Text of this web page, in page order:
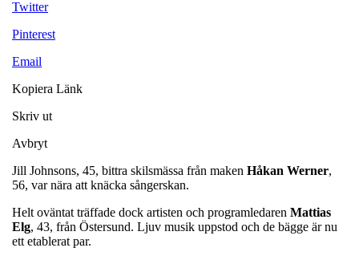
Twitter
Pinterest
Email
Kopiera Länk
Skriv ut
Avbryt
Jill Johnsons, 45, bittra skilsmässa från maken Håkan Werner,
56, var nära att knäcka sångerskan.
Helt oväntat träffade dock artisten och programledaren Mattias
Elg, 43, från Östersund. Ljuv musik uppstod och de bägge är nu
ett etablerat par.